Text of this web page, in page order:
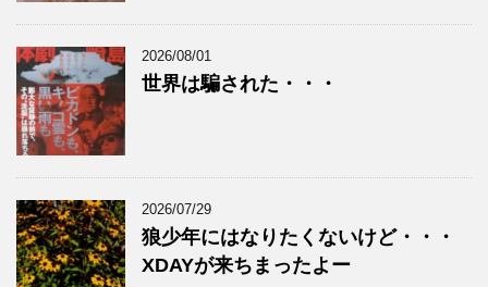
2026/08/01
世界は騙された・・・
2026/07/29
狼少年にはなりたくないけど・・・
XDAYが来ちまったよー